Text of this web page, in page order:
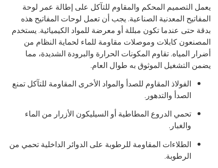
التصميم المحكم والمقاوم للتآكل على إطالة عمر لوحة
المعدنية الصناعية. يجب أن تعمل لوحات المفاتيح هذه
حتى عندما تكون مبللة أو معرضة للمواد الكيميائية. يستخدم
كابلات وموصلات مقاومة للماء لحماية النظام من
المياه. تقاوم المكونات الحرارة والبرودة الشديدة، مما
التشغيل الموثوق به طوال العام.
الفولاذ المقاوم للصدأ والمواد الأخرى المقاومة للتآكل تمنع
الصدأ والتدهور.
تحمي الدروع المطاطية أو السيليكون الأزرار من الماء
والغبار.
الطلاءات المقاومة للرطوبة على الدوائر الداخلية تحمي من
الرطوبة.